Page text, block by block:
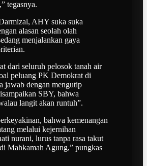
tegasnya.
AHY suka suka
alasan seolah olah
menjalankan gaya
dari seluruh pelosok tanah air
peluang PK Demokrat di
jawab dengan mengutip
SBY, bahwa
langit akan runtuh”.
bahwa kemenangan
melalui kejernihan
nurani, lurus tanpa rasa takut
Mahkamah Agung,” pungkas